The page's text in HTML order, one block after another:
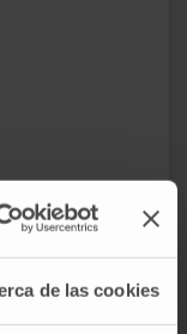
de las cookies